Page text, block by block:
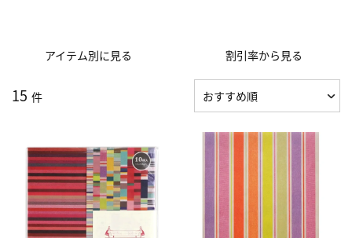
アイテム別に見る 割引率から見る
15 件